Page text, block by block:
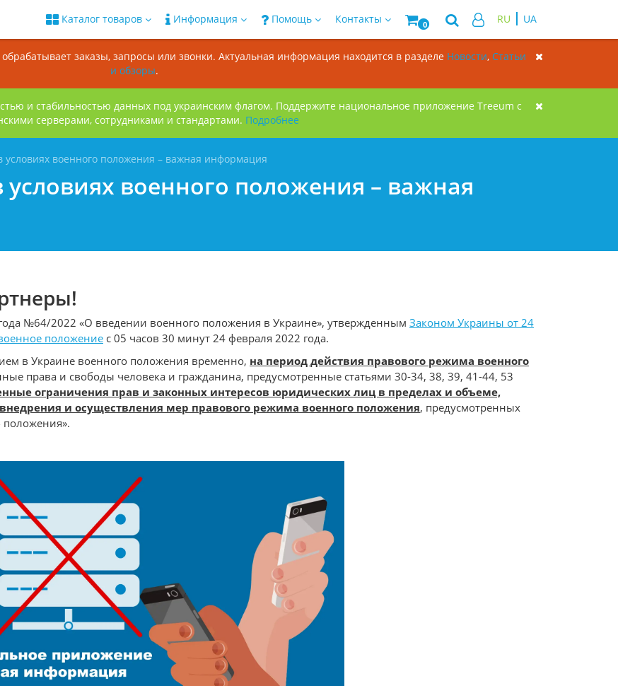
заказы, запросы или звонки. Актуальная информация находится в разделе Новости, Статьи
и обзоры.
и стабильностью данных под украинским флагом. Поддержите национальное приложение Treeum с
серверами, сотрудниками и стандартами. Подробнее
Каталог товаров Информация Помощь Контакты 0 RU UA
военного положения – важная информация
военного положения – важная
№64/2022 «О введении военного положения в Украине», утвержденным Законом Украины от 24
положение с 05 часов 30 минут 24 февраля 2022 года.
в Украине военного положения временно, на период действия правового режима военного
права и свободы человека и гражданина, предусмотренные статьями 30-34, 38, 39, 41-44, 53
ограничения прав и законных интересов юридических лиц в пределах и объеме,
и осуществления мер правового режима военного положения, предусмотренных